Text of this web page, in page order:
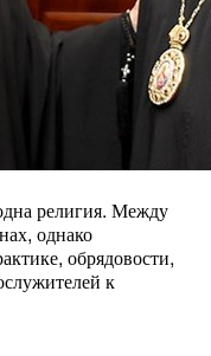
религия. Между
однако
обрядовости,
к